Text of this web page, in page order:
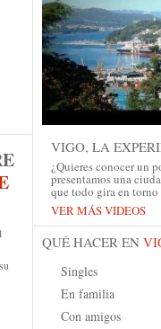
VIGO, LA
¿Quieres conocer un
presentamos una
que todo gira en torno
VER MÁS VIDEOS
QUÉ HACER EN
Singles
En familia
Con amigos